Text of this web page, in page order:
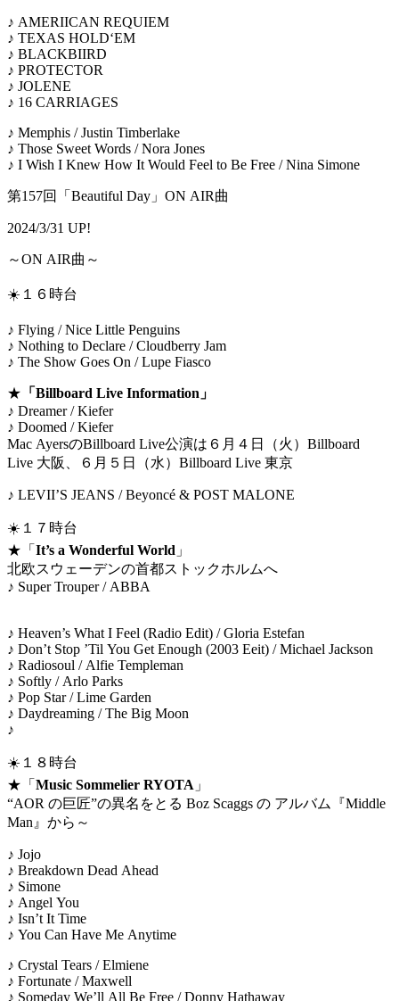
♪ AMERIICAN REQUIEM
♪ TEXAS HOLD‘EM
♪ BLACKBIIRD
♪ PROTECTOR
♪ JOLENE
♪ 16 CARRIAGES
♪ Memphis / Justin Timberlake
♪ Those Sweet Words / Nora Jones
♪ I Wish I Knew How It Would Feel to Be Free / Nina Simone
第157回「Beautiful Day」ON AIR曲
2024/3/31 UP!
～ON AIR曲～
☀️１６時台
♪ Flying / Nice Little Penguins
♪ Nothing to Declare / Cloudberry Jam
♪ The Show Goes On / Lupe Fiasco
★ 「Billboard Live Information」
♪ Dreamer / Kiefer
♪ Doomed / Kiefer
Mac AyersのBillboard Live公演は６月４日（火）Billboard
Live 大阪、６月５日（水）Billboard Live 東京
♪ LEVII’S JEANS / Beyoncé & POST MALONE
☀️１７時台
★「 It’s a Wonderful World 」
北欧スウェーデンの首都ストックホルムへ
♪ Super Trouper / ABBA
♪ Heaven’s What I Feel (Radio Edit) / Gloria Estefan
♪ Don’t Stop ’Til You Get Enough (2003 Eeit) / Michael Jackson
♪ Radiosoul / Alfie Templeman
♪ Softly / Arlo Parks
♪ Pop Star / Lime Garden
♪ Daydreaming / The Big Moon
♪
☀️１８時台
★「 Music Sommelier RYOTA 」
“AOR の巨匠”の異名をとる Boz Scaggs の アルバム『Middle
Man』から～
♪ Jojo
♪ Breakdown Dead Ahead
♪ Simone
♪ Angel You
♪ Isn’t It Time
♪ You Can Have Me Anytime
♪ Crystal Tears / Elmiene
♪ Fortunate / Maxwell
♪ Someday We’ll All Be Free / Donny Hathaway